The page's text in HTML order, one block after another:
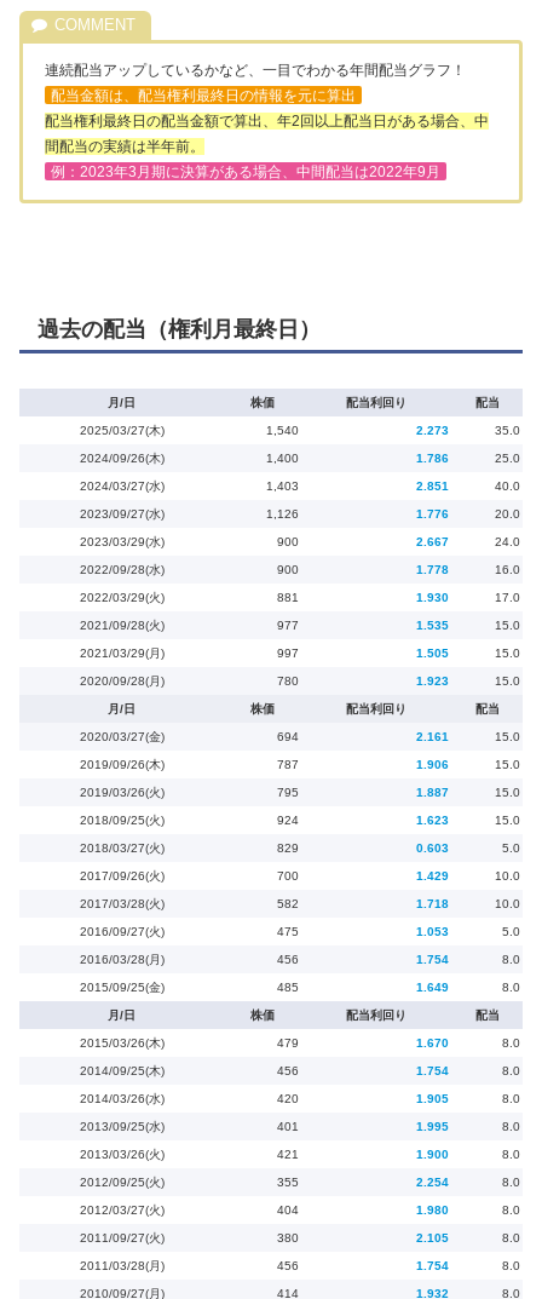
連続配当アップしているかなど、一目でわかる年間配当グラフ！
配当金額は、配当権利最終日の情報を元に算出
配当権利最終日の配当金額で算出、年2回以上配当日がある場合、中
間配当の実績は半年前。
例：2023年3月期に決算がある場合、中間配当は2022年9月
過去の配当（権利月最終日）
月/日 株価 配当利回り 配当
2025/03/27(木) 1,540 2.273 35.0
2024/09/26(木) 1,400 1.786 25.0
2024/03/27(水) 1,403 2.851 40.0
2023/09/27(水) 1,126 1.776 20.0
2023/03/29(水) 900 2.667 24.0
2022/09/28(水) 900 1.778 16.0
2022/03/29(火) 881 1.930 17.0
2021/09/28(火) 977 1.535 15.0
2021/03/29(月) 997 1.505 15.0
2020/09/28(月) 780 1.923 15.0
月/日 株価 配当利回り 配当
2020/03/27(金) 694 2.161 15.0
2019/09/26(木) 787 1.906 15.0
2019/03/26(火) 795 1.887 15.0
2018/09/25(火) 924 1.623 15.0
2018/03/27(火) 829 0.603 5.0
2017/09/26(火) 700 1.429 10.0
2017/03/28(火) 582 1.718 10.0
2016/09/27(火) 475 1.053 5.0
2016/03/28(月) 456 1.754 8.0
2015/09/25(金) 485 1.649 8.0
月/日 株価 配当利回り 配当
2015/03/26(木) 479 1.670 8.0
2014/09/25(木) 456 1.754 8.0
2014/03/26(水) 420 1.905 8.0
2013/09/25(水) 401 1.995 8.0
2013/03/26(火) 421 1.900 8.0
2012/09/25(火) 355 2.254 8.0
2012/03/27(火) 404 1.980 8.0
2011/09/27(火) 380 2.105 8.0
2011/03/28(月) 456 1.754 8.0
2010/09/27(月) 414 1.932 8.0